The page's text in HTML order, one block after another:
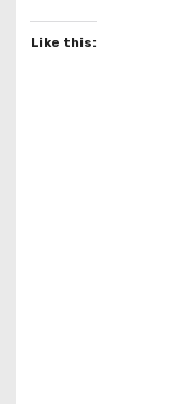
Like this: